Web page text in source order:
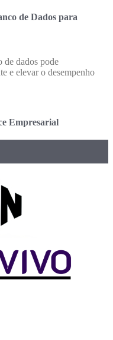
de Dados para
de dados pode
e elevar o desempenho
Empresarial